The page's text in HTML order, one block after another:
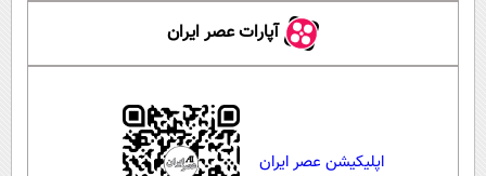
آپارات عصر ایران
اپلیکیشن عصر ایران